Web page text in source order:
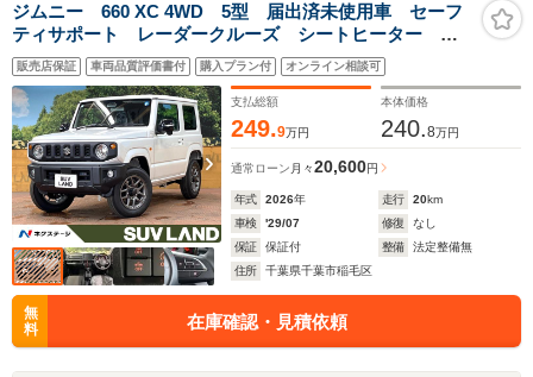
ジムニー 660 XC 4WD 5型 届出済未使用車 セーフ
ティサポート レーダークルーズ シートヒーター ク
リアランスソナー LEDヘッド 純正16インチアルミ
ダウンヒルアシスト オートライト オートエアコン
レーンアシスト
販売店保証 車両品質評価書付 購入プラン付 オンライン相談可
支払総額
249.9万円
本体価格
240.8万円
通常ローン 月々20,600円
年式 2026年 走行 20km
車検
'29/07 修復
なし
保証
保証付 整備
法定整備無
住所
千葉県千葉市稲毛区
無
料
在庫確認・見積依頼